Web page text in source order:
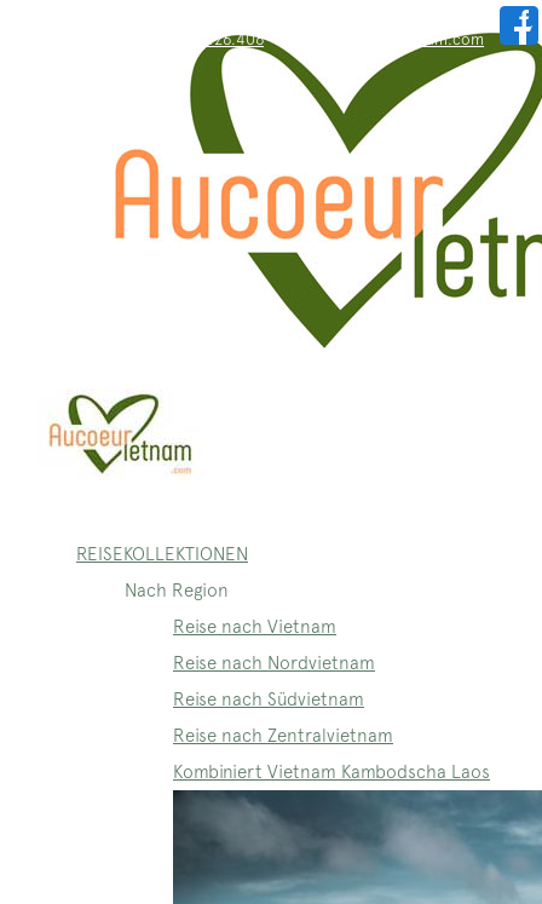
WhatsApp: +84.909.426.406 hallo@aucoeurvietnam.com
REISEKOLLEKTIONEN
Nach Region
Reise nach Vietnam
Reise nach Nordvietnam
Reise nach Südvietnam
Reise nach Zentralvietnam
Kombiniert Vietnam Kambodscha Laos